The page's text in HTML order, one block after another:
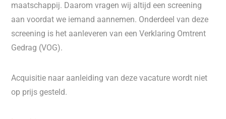
maatschappij. Daarom vragen wij altijd een screening
aan voordat we iemand aannemen. Onderdeel van deze
screening is het aanleveren van een Verklaring Omtrent
Gedrag (VOG).
Acquisitie naar aanleiding van deze vacature wordt niet
op prijs gesteld.